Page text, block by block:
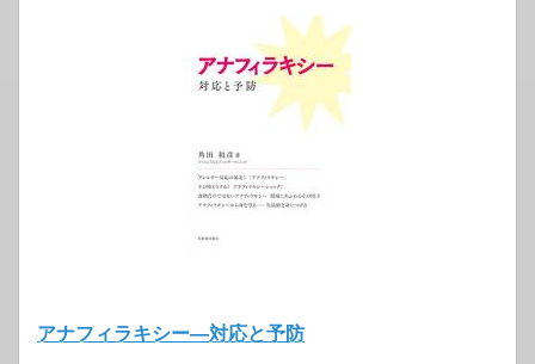
アナフィラキシー―対応と予防